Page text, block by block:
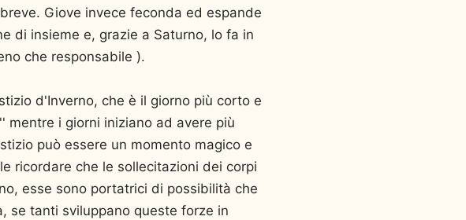
Giove invece feconda ed espande
di insieme e, grazie a Saturno, lo fa in
che responsabile ).
d'Inverno, che è il giorno più corto e
mentre i giorni iniziano ad avere più
può essere un momento magico e
ricordare che le sollecitazioni dei corpi
esse sono portatrici di possibilità che
se tanti sviluppano queste forze in